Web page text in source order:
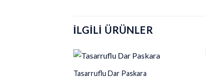
İLGILI ÜRÜNLER
Tasarruflu Dar Paskara